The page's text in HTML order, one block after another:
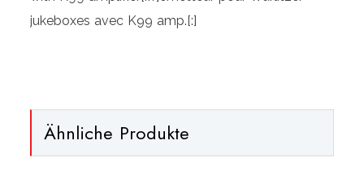
jukeboxes avec K99 amp.[:]
Ähnliche Produkte